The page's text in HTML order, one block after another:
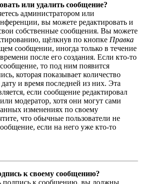
или удалить сообщение?
администратором или
вы можете редактировать и
собственные сообщения. Вы можете
щёлкнув по кнопке Правка
сообщении, иногда только в течение
после его создания. Если кто-то
то под ним появится
которая показывает количество
и время последней из них. Эта
если сообщение редактировал
модератор, хотя они могут сами
изменениях по своему
что обычные пользователи не
если на него уже кто-то
к своему сообщению?